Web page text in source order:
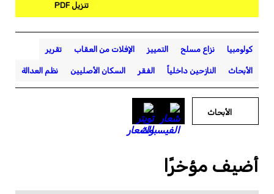
تنزيل PDF
كولومبيا نزاع مسلح التمييز الإفلات من العقاب تقرير
الأبحاث النازحين داخلياً الفقر السكان الأصليين نظم العدالة
الأبحاث
أضيف مؤخرًا